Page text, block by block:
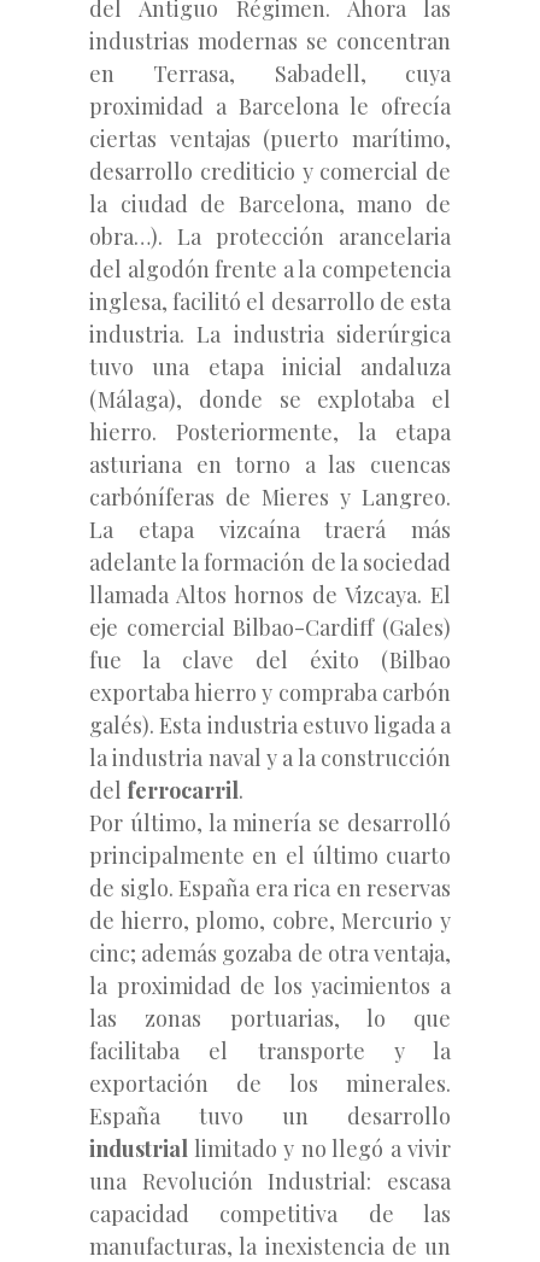
del Antiguo Régimen. Ahora las
industrias modernas se concentran
en Terrasa, Sabadell, cuya
proximidad a Barcelona le ofrecía
ciertas ventajas (puerto marítimo,
desarrollo crediticio y comercial de
la ciudad de Barcelona, mano de
obra…). La protección arancelaria
del algodón frente a la competencia
inglesa, facilitó el desarrollo de esta
industria. La industria siderúrgica
tuvo una etapa inicial andaluza
(Málaga), donde se explotaba el
hierro. Posteriormente, la etapa
asturiana en torno a las cuencas
carbóníferas de Mieres y Langreo.
La etapa vizcaína traerá más
adelante la formación de la sociedad
llamada Altos hornos de Vizcaya. El
eje comercial Bilbao-Cardiff (Gales)
fue la clave del éxito (Bilbao
exportaba hierro y compraba carbón
galés). Esta industria estuvo ligada a
la industria naval y a la construcción
del ferrocarril.
Por último, la minería se desarrolló
principalmente en el último cuarto
de siglo. España era rica en reservas
de hierro, plomo, cobre, Mercurio y
cinc; además gozaba de otra ventaja,
la proximidad de los yacimientos a
las zonas portuarias, lo que
facilitaba el transporte y la
exportación de los minerales.
España tuvo un desarrollo
industrial limitado y no llegó a vivir
una Revolución Industrial: escasa
capacidad competitiva de las
manufacturas, la inexistencia de un